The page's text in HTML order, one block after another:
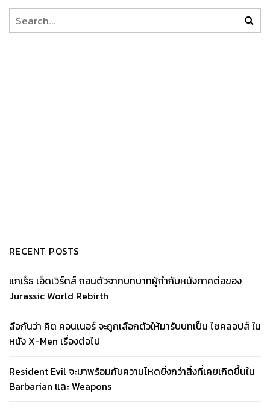
RECENT POSTS
แกเร็ธ เอ็ดเวิร์ดส์ ถอนตัวจากบทบาทผู้กำกับหนังภาคต่อของ
Jurassic World Rebirth
ลือกันว่า คิต คอนเนอร์ จะถูกเลือกตัวให้มารับบทเป็น ไซคลอปส์ ใน
หนัง X-Men เรื่องต่อไป
Resident Evil จะมาพร้อมกับความโหดยิ่งกว่าสิ่งที่เคยเกิดขึ้นใน
Barbarian และ Weapons